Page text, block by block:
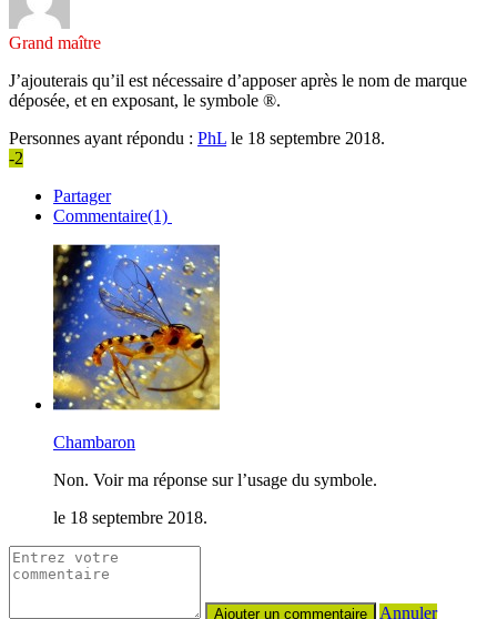
Grand maître
J’ajouterais qu’il est nécessaire d’apposer après le nom de marque
déposée, et en exposant, le symbole ®.
Personnes ayant répondu : PhL le 18 septembre 2018.
-2
Partager
Commentaire(1)
Chambaron
Non. Voir ma réponse sur l’usage du symbole.
le 18 septembre 2018.
Annuler